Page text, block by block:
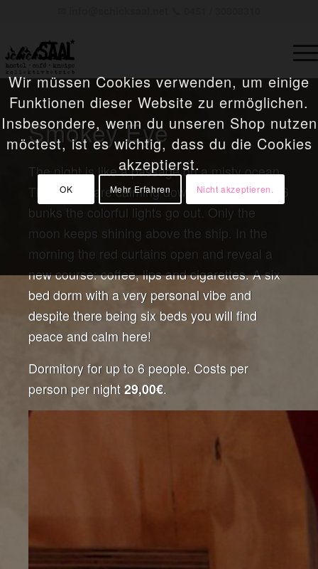
Smokey Eye
The night is like a passage on a misty ocean.
The waves are calming down and and in the 6
bunks the colorful lights go out. Only the
moon keeps shining above the ship. In the
morning the red curtains open and reveal a
new course: coffee, lips and cigarettes. A six
bed dorm with a very personal vibe and
despite there being six beds you will find
peace and calm here!
Dormitory for up to 6 people. Costs per
person per night29,00€.
Wir müssen Cookies verwenden, um einige
Funktionen dieser Website zu ermöglichen.
Insbesondere, wenn du unseren Shop nutzen
möctest, ist es wichtig, dass du die Cookies
akzeptierst.
OK Mehr Erfahren Nicht akzeptieren.